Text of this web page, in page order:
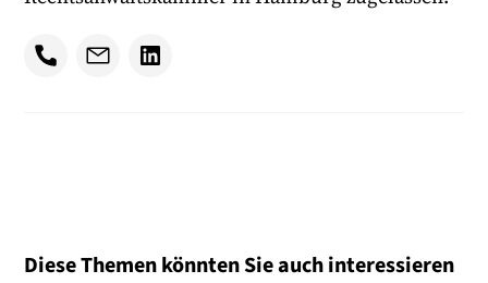
Diese Themen könnten Sie auch interessieren